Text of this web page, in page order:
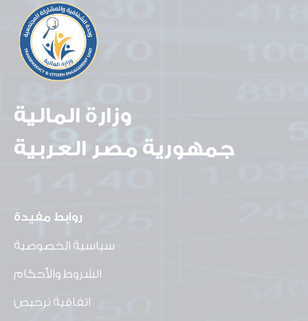
وزارة المالية
جمهورية مصر العربية
روابط مفيدة
سياسية الخصوصية
الشروط والأحكام
اتفاقية ترخيص